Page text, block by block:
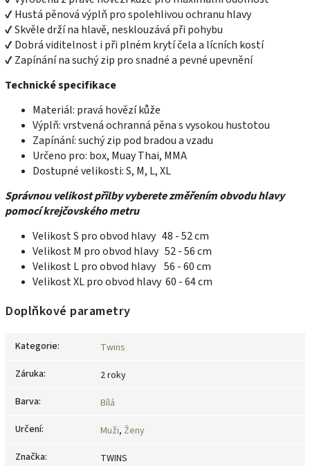
✔ Hustá pěnová výplň pro spolehlivou ochranu hlavy
✔ Skvěle drží na hlavě, nesklouzává při pohybu
✔ Dobrá viditelnost i při plném krytí čela a lícních kostí
✔ Zapínání na suchý zip pro snadné a pevné upevnění
Technické specifikace
Materiál: pravá hovězí kůže
Výplň: vrstvená ochranná pěna s vysokou hustotou
Zapínání: suchý zip pod bradou a vzadu
Určeno pro: box, Muay Thai, MMA
Dostupné velikosti: S, M, L, XL
Správnou velikost přilby vyberete změřením obvodu hlavy
pomocí krejčovského metru
Velikost S pro obvod hlavy 48 - 52 cm
Velikost M pro obvod hlavy 52 - 56 cm
Velikost L pro obvod hlavy 56 - 60 cm
Velikost XL pro obvod hlavy 60 - 64 cm
Doplňkové parametry
Kategorie:
Twins
Záruka:
2 roky
Barva:
Bílá
Určení: Muži, Ženy
Značka:
TWINS